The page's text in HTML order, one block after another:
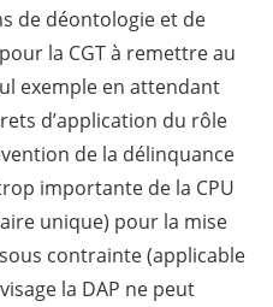
de déontologie et de
la CGT à remettre au
exemple en attendant
d’application du rôle
de la délinquance
importante de la CPU
unique) pour la mise
contrainte (applicable
la DAP ne peut